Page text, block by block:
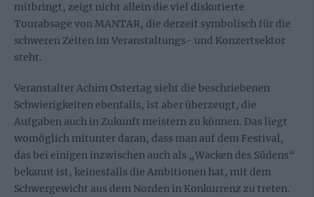
mitbringt, zeigt nicht allein die viel diskutierte
Tourabsage von MANTAR, die derzeit symbolisch für die
schweren Zeiten im Veranstaltungs- und Konzertsektor
steht.
Veranstalter Achim Ostertag sieht die beschriebenen
Schwierigkeiten ebenfalls, ist aber überzeugt, die
Aufgaben auch in Zukunft meistern zu können. Das liegt
womöglich mitunter daran, dass man auf dem Festival,
das bei einigen inzwischen auch als „Wacken des Südens“
bekannt ist, keinesfalls die Ambitionen hat, mit dem
Schwergewicht aus dem Norden in Konkurrenz zu treten.